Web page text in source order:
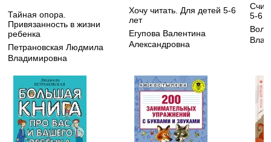
Тайная опора.
Привязанность в жизни
ребенка
Петрановская Людмила
Владимировна
Хочу читать. Для детей 5-6
лет
Егупова Валентина
Александровна
5-6